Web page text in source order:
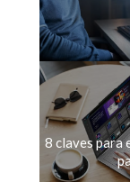
8 claves para